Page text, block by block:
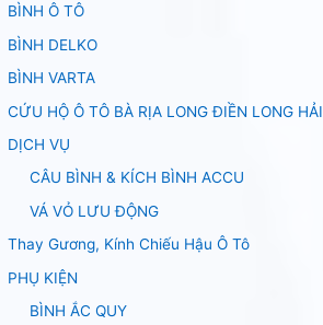
BÌNH Ô TÔ
BÌNH DELKO
BÌNH VARTA
CỨU HỘ Ô TÔ BÀ RỊA LONG ĐIỀN LONG HẢI
DỊCH VỤ
CÂU BÌNH & KÍCH BÌNH ACCU
VÁ VỎ LƯU ĐỘNG
Thay Gương, Kính Chiếu Hậu Ô Tô
PHỤ KIỆN
BÌNH ẮC QUY